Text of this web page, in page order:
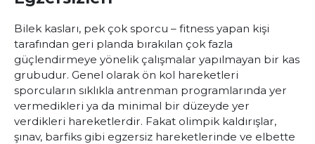
Bilek kasları, pek çok sporcu – fitness yapan kişi
tarafından geri planda bırakılan çok fazla
güçlendirmeye yönelik çalışmalar yapılmayan bir kas
grubudur. Genel olarak ön kol hareketleri
sporcuların sıklıkla antrenman programlarında yer
vermedikleri ya da minimal bir düzeyde yer
verdikleri hareketlerdir. Fakat olimpik kaldırışlar,
şınav, barfiks gibi egzersiz hareketlerinde ve elbette